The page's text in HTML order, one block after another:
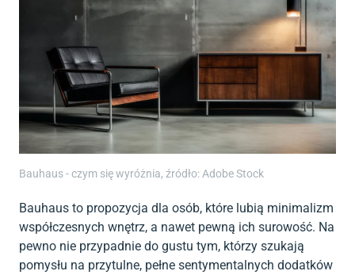
Bauhaus - czym się wyróżnia, źródło: Adobe Stock
Bauhaus to propozycja dla osób, które lubią minimalizm
współczesnych wnętrz, a nawet pewną ich surowość. Na
pewno nie przypadnie do gustu tym, którzy szukają
pomysłu na przytulne, pełne sentymentalnych dodatków